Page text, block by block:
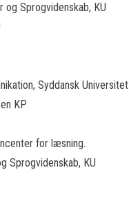
Sprogvidenskab, KU
Syddansk Universitet
KP
for læsning.
Sprogvidenskab, KU